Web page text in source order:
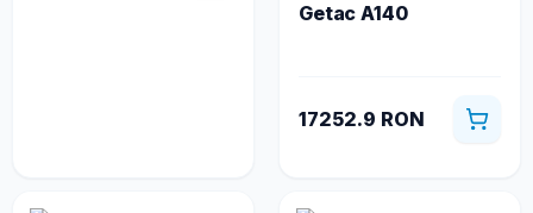
Getac A140
17252.9 RON